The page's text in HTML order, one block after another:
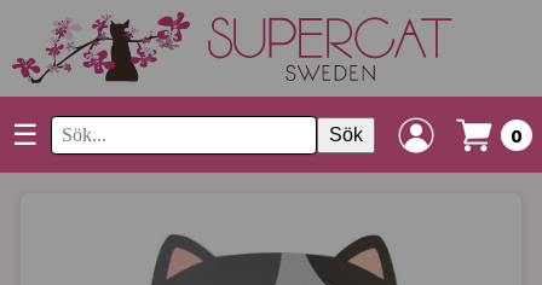
☰ Sök 0